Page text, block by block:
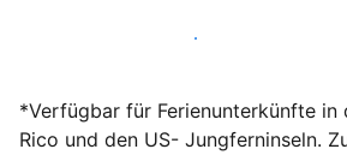
Werden Sie noch heute Gastgeber
*Verfügbar für Ferienunterkünfte in
Rico und den US- Jungferninseln.